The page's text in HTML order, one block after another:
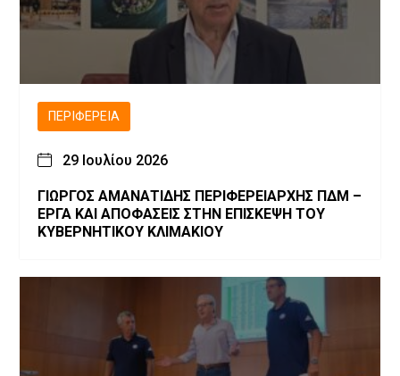
ΠΕΡΙΦΈΡΕΙΑ
29 Ιουλίου 2026
ΓΙΩΡΓΟΣ ΑΜΑΝΑΤΙΔΗΣ ΠΕΡΙΦΕΡΕΙΑΡΧΗΣ ΠΔΜ –
ΕΡΓΑ ΚΑΙ ΑΠΟΦΑΣΕΙΣ ΣΤΗΝ ΕΠΙΣΚΕΨΗ ΤΟΥ
ΚΥΒΕΡΝΗΤΙΚΟΥ ΚΛΙΜΑΚΙΟΥ